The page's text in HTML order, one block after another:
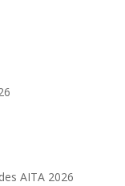
AITA 2026